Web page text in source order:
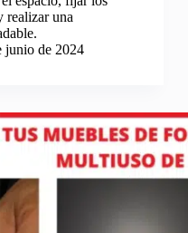
realizar una
junio de 2024